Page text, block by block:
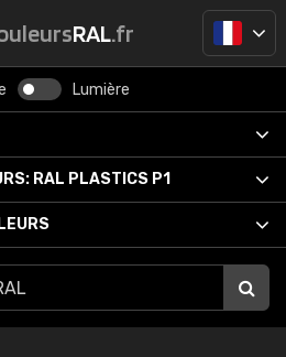
RAL.fr
Lumière
RAL PLASTICS P1